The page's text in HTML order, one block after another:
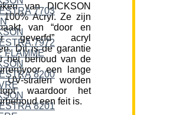
van DICKSON
100% Acryl. Ze zijn
van “door en
geverfd” acryl
Dit is de garantie
het behoud van de
een lange
UV-stralen worden
waardoor het
een feit is.